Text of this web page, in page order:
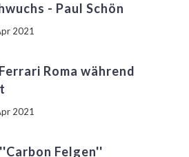
- Paul Schön
2021
Roma während
2021
Felgen''